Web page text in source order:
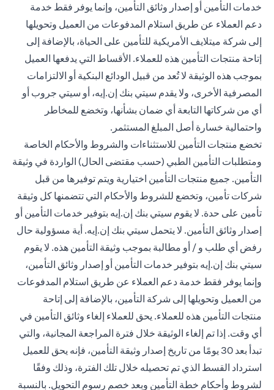
خدمات التأمين أو إصدار وثائق التأمين، وإنما يوفر فقط خدمة
دعم العملاء عن طريق استلام المدفوعات من العميل وتحويلها
إلى شركة ميتلايف الأمريكية للتأمين على الحياة، بالإضافة إلى
إتاحة منتجات التأمين هذه للعملاء. الأقساط التي يدفعها العميل
بموجب هذه الوثيقة لا تُعد من قبيل الودائع البنكية أو الالتزامات
المصرفية الأخرى، ولا يقدم سيتي بنك إن.إيه، أو سيتي جروب أو
أي من شركاتها التابعة أي ضمان بشأنها، وتخضع للمخاطر
واحتمالية خسارة أصل المبلغ المستثمر.
تخضع منتجات التأمين للاستثناءات والشروط والأحكام الخاصة
ومتطلبات التأمين الطبي (حسب مقتضى الحال) الواردة في وثيقة
التأمين. جميع منتجات التأمين اختيارية ويتم توفيرها من قبل
شركات تأمين، وتخضع للشروط والأحكام التي تتضمنها كل وثيقة
تأمين على حدة. لا يقوم سيتي بنك إن.إيه بتوفير خدمات التأمين أو
إصدار وثائق التأمين. لا يتحمل سيتي بنك إن.إيه. أية مسؤولية حال
رفض أي طلب و / أو مطالبة بموجب وثيقة التأمين هذه. لا يقوم
سيتي بنك إن.إيه بتوفير خدمات التأمين أو إصدار وثائق التأمين،
وإنما يوفر فقط خدمة دعم العملاء عن طريق استلام المدفوعات
من العميل وتحويلها إلى شركة التأمين، بالإضافة إلى إتاحة
منتجات التأمين هذه للعملاء. يحق للعملاء إلغاء وثائق التأمين في
أي وقت. إذا تم إلغاء الوثيقة خلال فترة المراجعة المجانية، والتي
تبدأ بعد 30 يومًا من تاريخ إصدار وثيقة التأمين، فإنه يحق للعميل
استرداد القسط الذي تم تحصيله خلال تلك الفترة، وذلك وفقًا
لشروط وأحكام خطة التأمين وبعد خصم رسوم التحويل. بالنسبة